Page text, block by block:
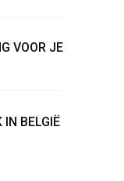
VOOR JE
IN BELGIË